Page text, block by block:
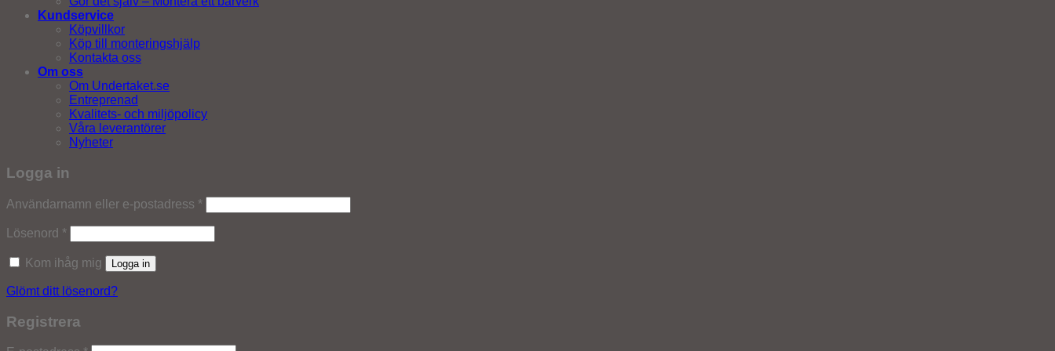
Kundservice
Köpvillkor
Köp till monteringshjälp
Kontakta oss
Om oss
Om Undertaket.se
Entreprenad
Kvalitets- och miljöpolicy
Våra leverantörer
Nyheter
Logga in
Användarnamn eller e-postadress *Obligatoriskt
Lösenord *Obligatoriskt
Kom ihåg mig Logga in
Glömt ditt lösenord?
Registrera